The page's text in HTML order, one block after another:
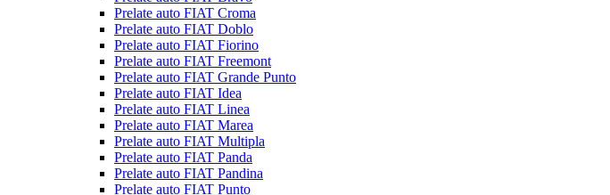
Prelate auto FIAT Croma
Prelate auto FIAT Doblo
Prelate auto FIAT Fiorino
Prelate auto FIAT Freemont
Prelate auto FIAT Grande Punto
Prelate auto FIAT Idea
Prelate auto FIAT Linea
Prelate auto FIAT Marea
Prelate auto FIAT Multipla
Prelate auto FIAT Panda
Prelate auto FIAT Pandina
Prelate auto FIAT Punto